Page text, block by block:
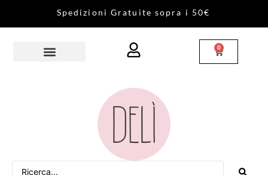
Sped izi on i Gratu ite sopra i 50€
0